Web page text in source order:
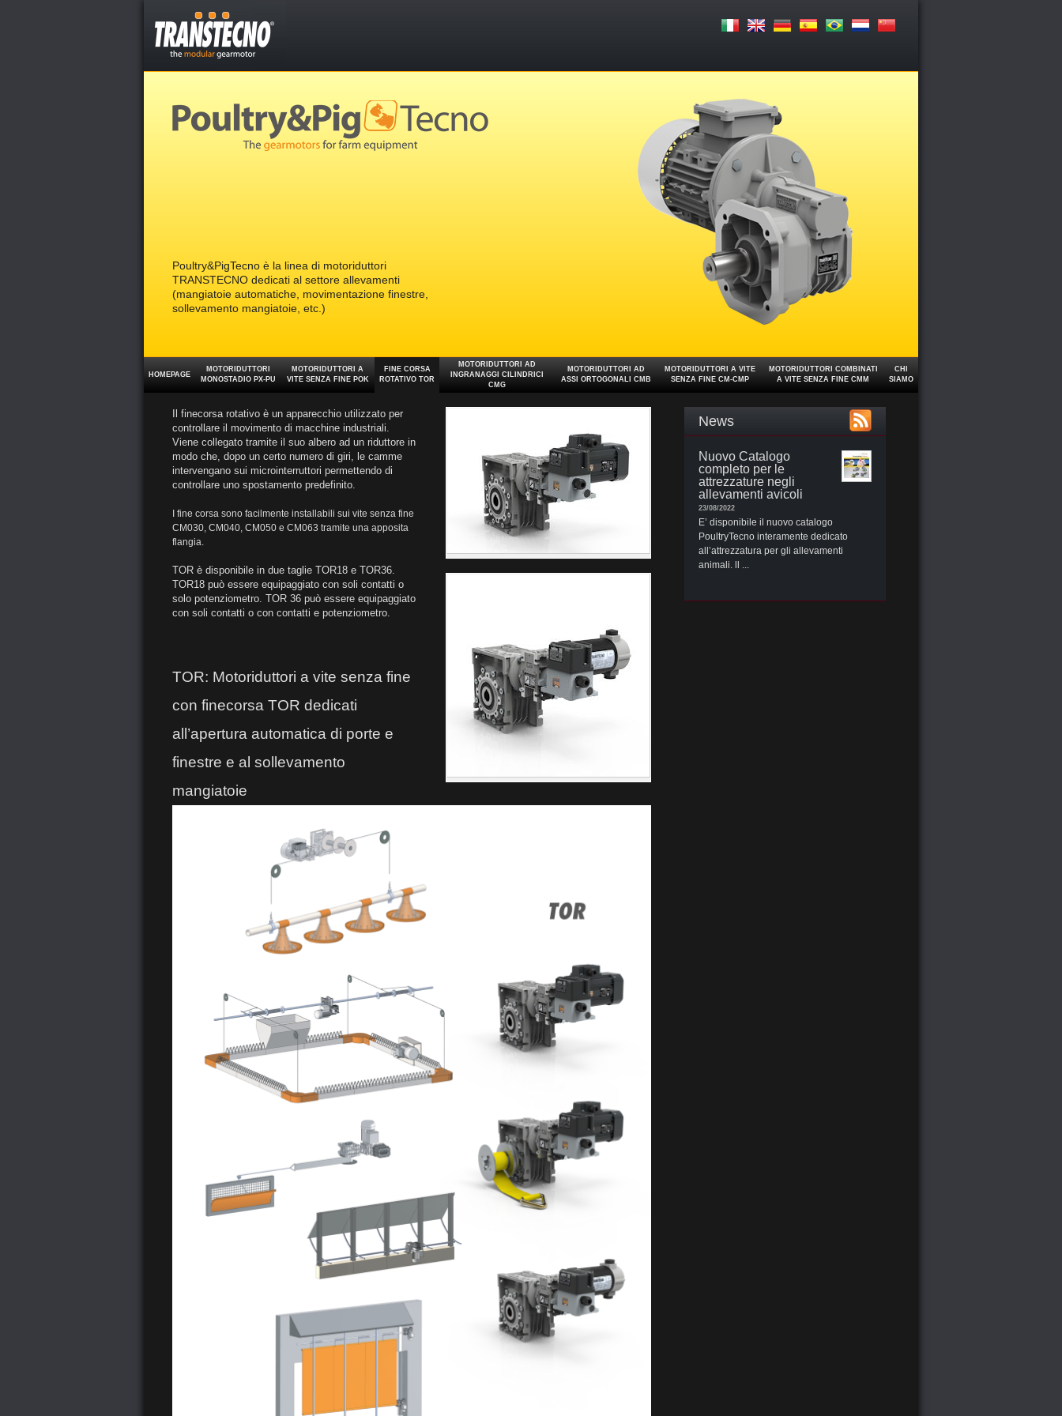
Poultry&PigTecno è la linea di motoriduttori
TRANSTECNO dedicati al settore allevamenti
(mangiatoie automatiche, movimentazione finestre,
sollevamento mangiatoie, etc.)
HOMEPAGE
MOTORIDUTTORI
MONOSTADIO PX‑PU
MOTORIDUTTORI A
VITE SENZA FINE POK
FINE CORSA
ROTATIVO TOR
MOTORIDUTTORI AD
INGRANAGGI CILINDRICI
CMG
MOTORIDUTTORI AD
ASSI ORTOGONALI CMB
MOTORIDUTTORI A VITE
SENZA FINE CM‑CMP
MOTORIDUTTORI COMBINATI
A VITE SENZA FINE CMM
CHI
SIAMO
News
Nuovo Catalogo
completo per le
attrezzature negli
allevamenti avicoli
23/08/2022
E’ disponibile il nuovo catalogo
PoultryTecno interamente dedicato
all’attrezzatura per gli allevamenti
animali. ll ...
Il finecorsa rotativo è un apparecchio utilizzato per
controllare il movimento di macchine industriali.
Viene collegato tramite il suo albero ad un riduttore in
modo che, dopo un certo numero di giri, le camme
intervengano sui microinterruttori permettendo di
controllare uno spostamento predefinito.
I fine corsa sono facilmente installabili sui vite senza fine
CM030, CM040, CM050 e CM063 tramite una apposita
flangia.
TOR è disponibile in due taglie TOR18 e TOR36.
TOR18 può essere equipaggiato con soli contatti o
solo potenziometro. TOR 36 può essere equipaggiato
con soli contatti o con contatti e potenziometro.
TOR: Motoriduttori a vite senza fine
con finecorsa TOR dedicati
all’apertura automatica di porte e
finestre e al sollevamento
mangiatoie